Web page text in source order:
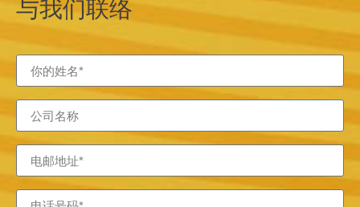
与我们联络